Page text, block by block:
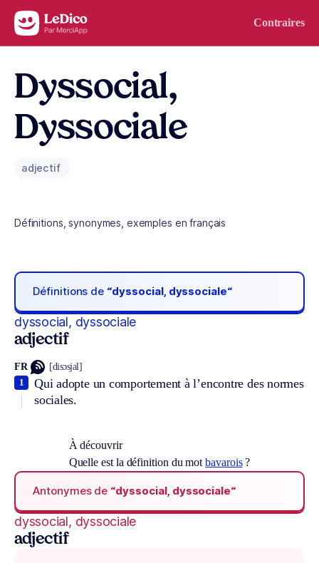
Aller au contenu Contraires
Dyssocial,
Dyssociale
adjectif
Définitions, synonymes, exemples en français
Définitions de “dyssocial, dyssociale“
dyssocial, dyssociale
adjectif
FR [disɔsjal]
Qui adopte un comportement à l’encontre des normes
sociales.
1
À découvrir
Quelle est la définition du motbavarois?
Antonymes de “dyssocial, dyssociale“
dyssocial, dyssociale
adjectif